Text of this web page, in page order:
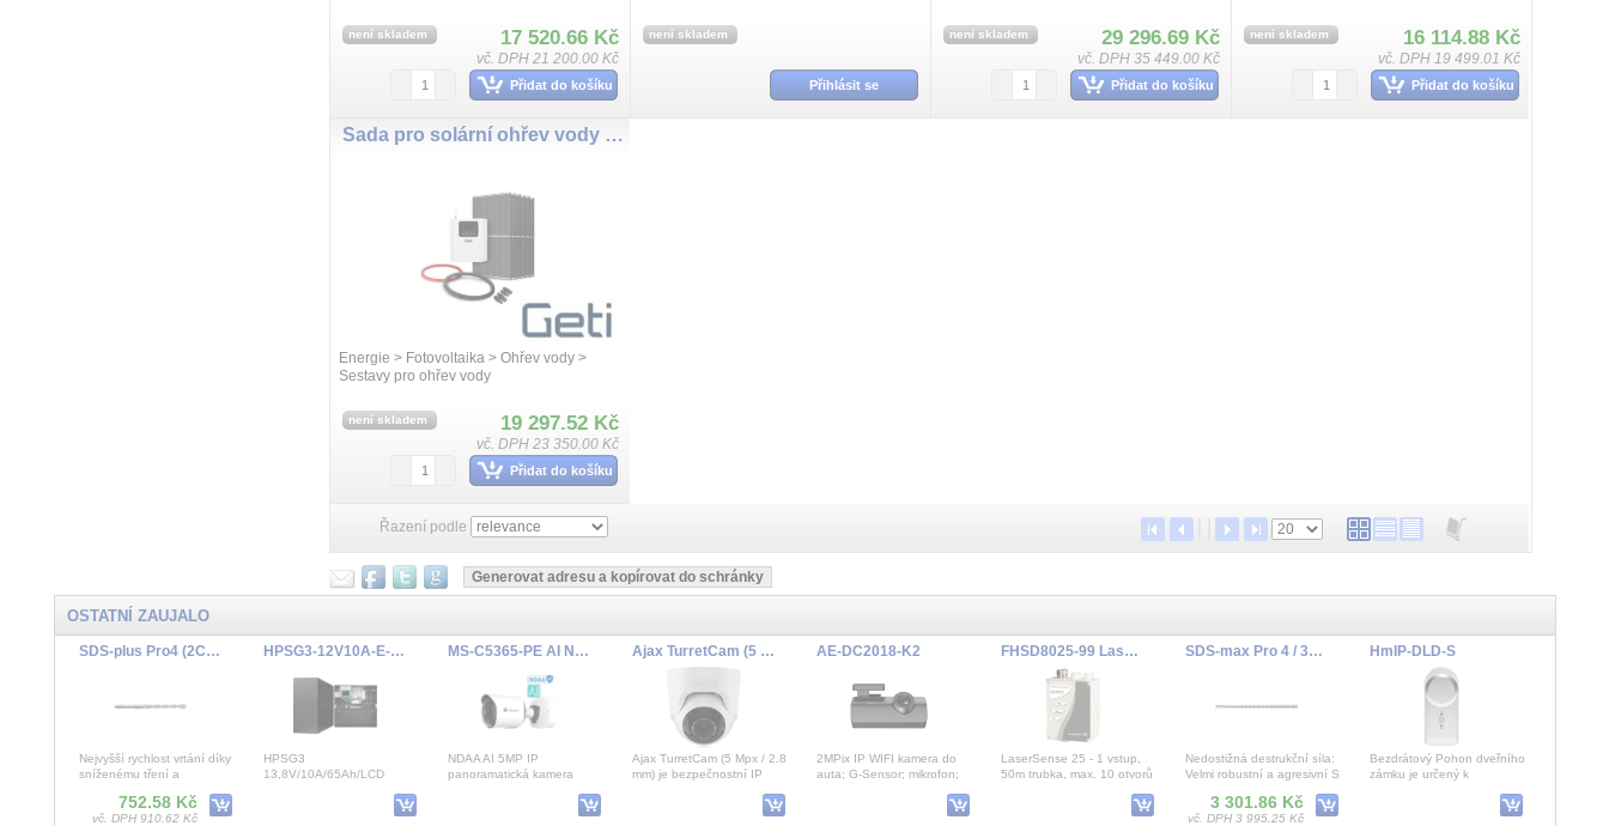
není skladem 17 520.66 Kč
vč. DPH 21 200.00 Kč
Přidat do košíku
dotačního programu NZÚ a NZÚ light.
není skladem
Přihlásit se
není skladem 29 296.69 Kč
vč. DPH 35 449.00 Kč
Přidat do košíku
není skladem 16 114.88 Kč
vč. DPH 19 499.01 Kč
Přidat do košíku
Sada pro solární ohřev vody GETI GWH03W 2670Wp 6x PV TRINA
Energie > Fotovoltaika > Ohřev vody >
Sestavy pro ohřev vody
není skladem 19 297.52 Kč
vč. DPH 23 350.00 Kč
Přidat do košíku
Řazení podle
OSTATNÍ ZAUJALO
SDS-plus Pro4 (2C) / 20 x 400/450 mm
Nejvyšší rychlost vrtání díky
sníženému tření a
se speciálnà752.58 Kč
vč. DPH 910.62 Kč
HPSG3-12V10A-E-LCD 13,8V/10A/65Ah/LCD
HPSG3
13,8V/10A/65Ah/LCD
MS-C5365-PE AI NDAA 1.68mm 180° Panoramic IP 5MP/30fps
NDAA AI 5MP IP
panoramatická kamera
rybí oko, objektiv 1.68mm
Ajax TurretCam (5 Mp/2.8 mm) (8EU) ASP white (64923)
Ajax TurretCam (5 Mpx / 2.8
mm) je bezpečnostní IP
AE-DC2018-K2
2MPix IP WIFI kamera do
auta; G-Sensor; mikrofon;
FHSD8025-99 LaserSense 25 - 1 vstup, 50m trubka, max. 10 otvorů, až 350m2 , citlivost 0,0015 až 25 %
LaserSense 25 - 1 vstup,
50m trubka, max. 10 otvorů
SDS-max Pro 4 / 32 x 920 mm
Nedostižná destrukční síla:
Velmi robustní a agresivní S
Konstantn
3 301.86 Kč
vč. DPH 3 995.25 Kč
HmIP-DLD-S
Bezdrátový Pohon dveřního
zámku je určený k
poháněnému odemykání,